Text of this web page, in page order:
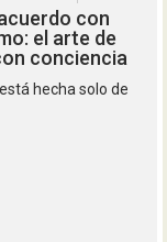
con
el arte de
conciencia
está hecha solo de